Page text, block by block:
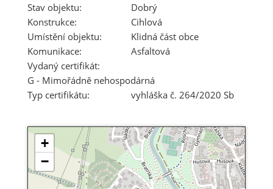
Stav objektu:
Dobrý
Konstrukce:
Cihlová
Umístění objektu:
Klidná část obce
Komunikace:
Asfaltová
Vydaný certifikát:
G - Mimořádně nehospodárná
Typ certifikátu:
vyhláška č. 264/2020 Sb
+
−